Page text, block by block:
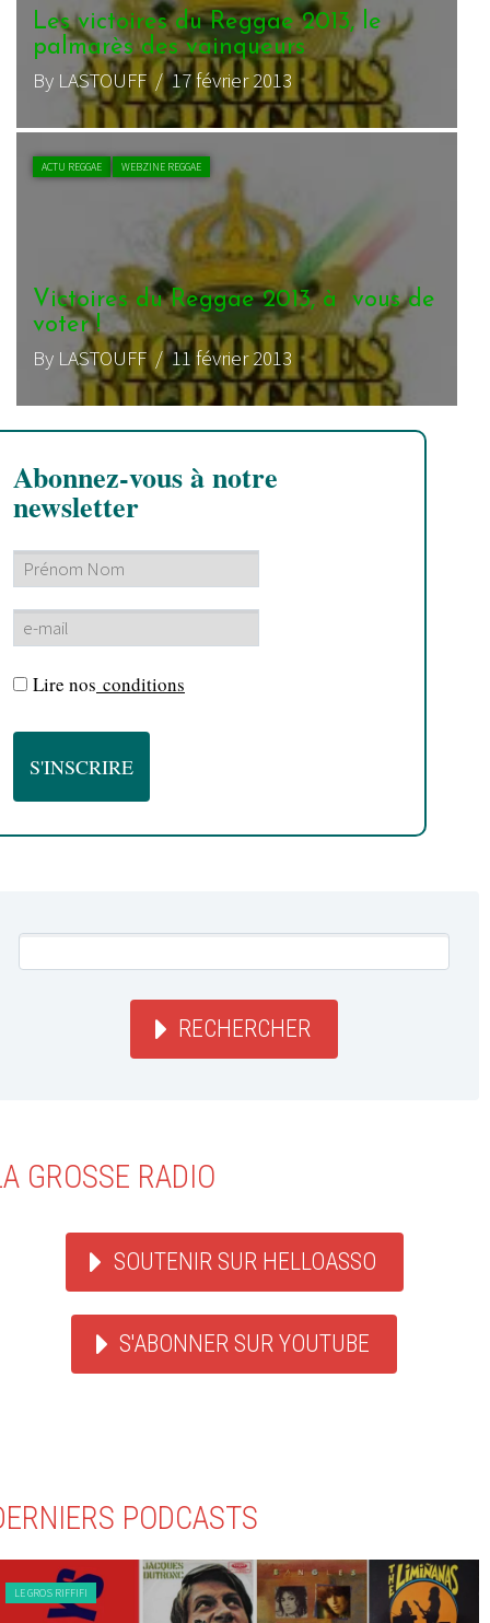
Les victoires du Reggae 2013, le
palmarès des vainqueurs
By LASTOUFF/ 17 février 2013
ACTU REGGAE WEBZINE REGGAE
Victoires du Reggae 2013, à vous de
voter !
By LASTOUFF/ 11 février 2013
Abonnez-vous à notre
newsletter
Lire nos conditions
RECHERCHER
GROSSE RADIO
SOUTENIR SUR HELLOASSO
S'ABONNER SUR YOUTUBE
PODCASTS
LE GROS RIFFIFI